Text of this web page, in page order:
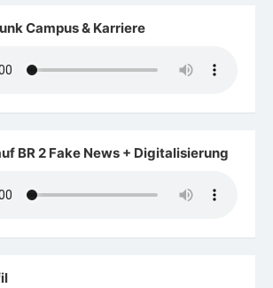
Campus & Karriere
BR 2 Fake News + Digitalisierung